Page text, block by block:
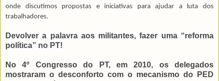
onde discutimos propostas e iniciativas para ajudar a luta dos
trabalhadores.
Devolver a palavra aos militantes, fazer uma “reforma
política” no PT!
No 4º Congresso do PT, em 2010, os delegados
mostraram o desconforto com o mecanismo do PED